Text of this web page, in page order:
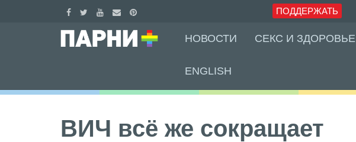
ПОДДЕРЖАТЬ
НОВОСТИ СЕКС И ЗДОРОВЬЕ
ENGLISH
ВИЧ всё же сокращает